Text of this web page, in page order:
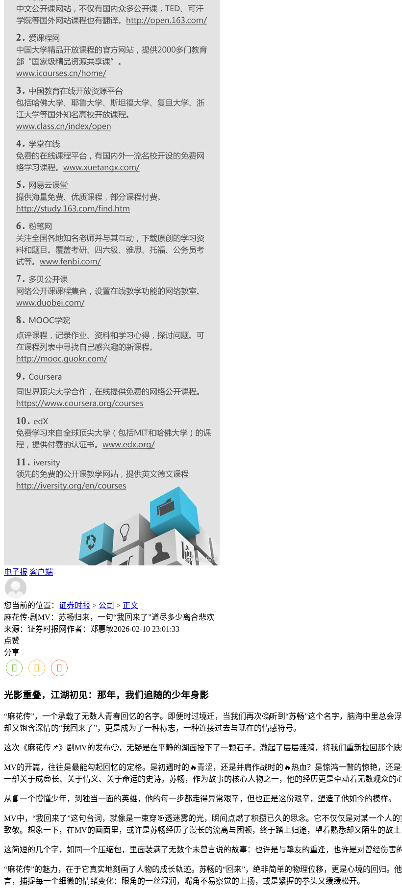
电子报 客户端
您当前的位置： 证券时报 > 公司 > 正文
麻花传·剧MV：苏畅归来，一句“我回来了”道尽多少离合悲欢
来源：证券时报网作者：郑惠敏2026-02-10 23:01:33
点赞
分享
光影重叠，江湖初见：那年，我们追随的少年身影
“麻花传”，一个承载了无数人青春回忆的名字。即便时过境迁，当我们再次🤔听到“苏畅”这个名字，脑海中里总
却又饱含深情的“我回来了”，更是成为了一种标志，一种连接过去与现在的情感符号。
这次《麻花传📌》剧MV的发布🙂，无疑是在平静的湖面投下了一颗石子，激起了层层涟漪，将我们重新拉回那个跌
MV的开篇，往往是最能勾起回忆的定格。是初遇时的🔥青涩，还是并肩作战时的🔥热血？是惊鸿一瞥的惊艳，还
一部关于成😎长、关于情义、关于命运的史诗。苏畅，作为故事的核心人物之一，他的经历更是牵动着无数观众的心
从📘一个懵懂少年，到独当一面的英雄，他的每一步都走得异常艰辛，但也正是这份艰辛，塑造了他如今的模样。
MV中，“我回来了”这句台词，就像是一束穿🎯透迷雾的光，瞬间点燃了积攒已久的思念。它不仅仅是对某一个人
致敬。想象一下，在MV的画面里，或许是苏畅经历了漫长的流离与困顿，终于踏上归途，望着熟悉却又陌生的故
这简短的几个字，如同一个压缩包，里面装满了无数个未曾言说的故事：也许是与挚友的重逢，也许是对曾经伤害
“麻花传”的魅力，在于它真实地刻画了人物的成长轨迹。苏畅的“回来”，绝非简单的物理位移，更是心境的回归
言，捕捉每一个细微的情绪变化：眼角的一丝湿润，嘴角不易察觉的上扬，或是紧握的拳头又缓缓松开。